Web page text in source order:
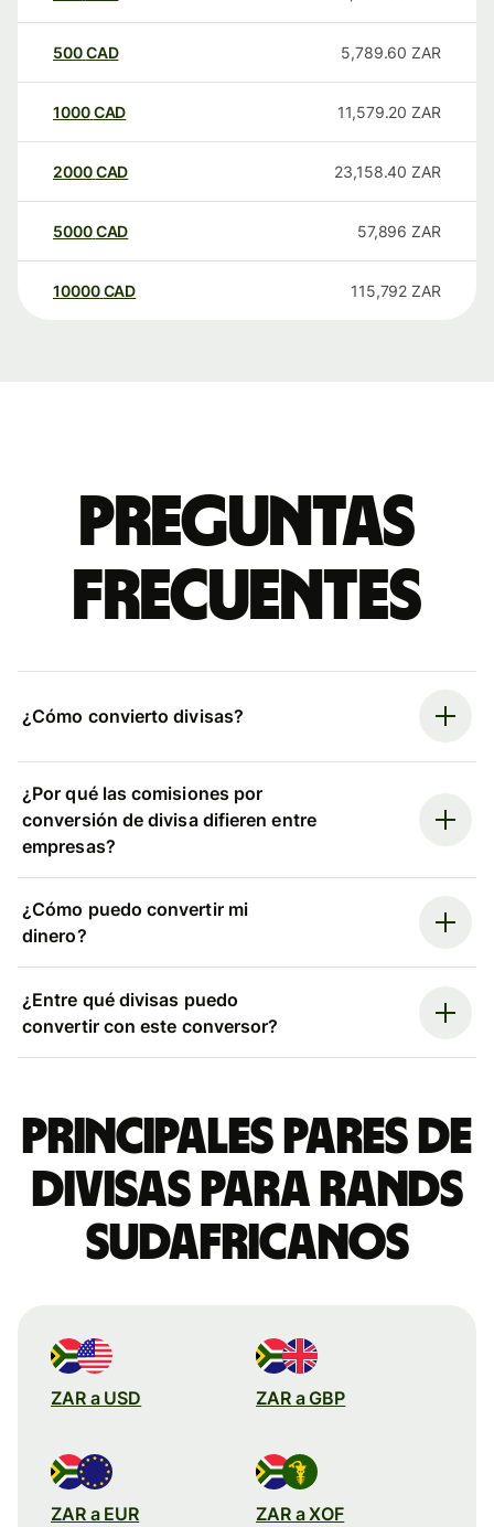
500CAD 5,789.60 ZAR
1000CAD 11,579.20 ZAR
2000CAD 23,158.40 ZAR
5000CAD 57,896 ZAR
10000 CAD 115,792 ZAR
Preguntas
frecuentes
¿Cómo convierto divisas?
¿Por qué las comisiones por
conversión de divisa difieren entre
empresas?
¿Cómo puedo convertir mi
dinero?
¿Entre qué divisas puedo
convertir con este conversor?
Principales pares de
divisas para rands
sudafricanos
ZAR a USD ZAR a GBP
ZAR a EUR ZAR a XOF